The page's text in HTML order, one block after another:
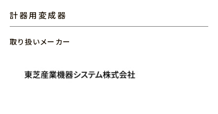
計器用変成器
取り扱いメーカー